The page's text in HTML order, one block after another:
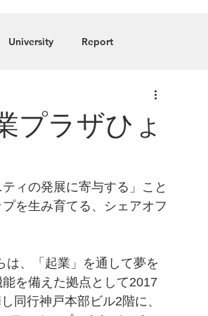
University Report
プラザひょ
ィの発展に寄与する」こと
を生み育てる、シェアオフ
、
「起業」を通して夢を
を備えた拠点として2017
同行神戸本部ビル2階に、